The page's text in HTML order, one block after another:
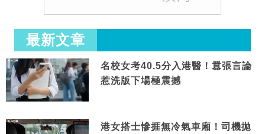
最新文章
名校女考40.5分入港醫！囂張言論
惹洗版下場極震撼
港女搭士慘捱無冷氣車廂！司機拋